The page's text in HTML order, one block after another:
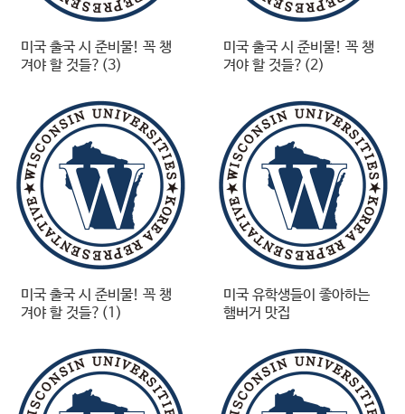
미국 출국 시 준비물! 꼭 챙
겨야 할 것들?(3)
미국 출국 시 준비물! 꼭 챙
겨야 할 것들?(2)
미국 출국 시 준비물! 꼭 챙
겨야 할 것들?(1)
미국 유학생들이 좋아하는
햄버거 맛집